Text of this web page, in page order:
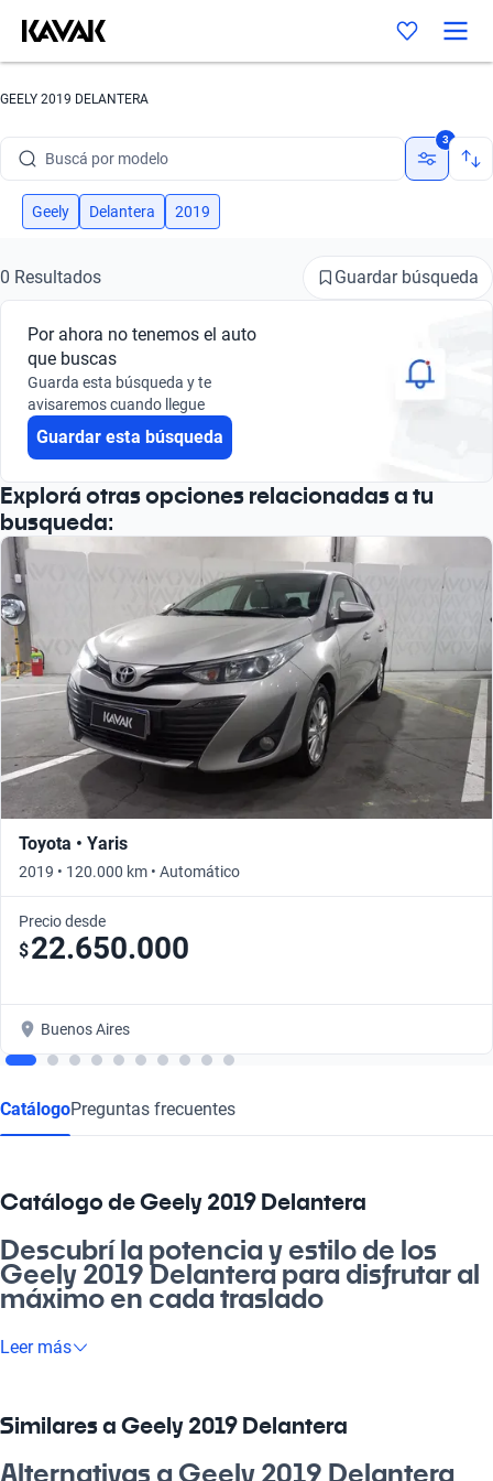
GEELY 2019 DELANTERA
Buscá por modelo
Buscá por versión
Buscá por marca
Buscá por modelo
Buscá por versión
3
Geely Delantera 2019
0 Resultados Guardar búsqueda
Por ahora no tenemos el auto
que buscas
Guarda esta búsqueda y te
avisaremos cuando llegue
Guardar esta búsqueda
Explorá otras opciones relacionadas a tu
busqueda:
Toyota • Yaris
2019 • 120.000 km • Automático
Precio desde
$22.650.000
Buenos Aires
CatálogoPreguntas frecuentes
Catálogo de Geely 2019 Delantera
Descubrí la potencia y estilo de los
Geely 2019 Delantera para disfrutar al
máximo en cada traslado
¿Estás buscando un vehículo que combine diseño moderno y
perfectamente al trabajo, la familia y escapadas de fin de
semana, brindando comodidad y seguridad en cada trayecto.
Sin duda, una buena elección para quienes buscan calidad y
Leer más
Similares a Geely 2019 Delantera
Alternativas a Geely 2019 Delantera